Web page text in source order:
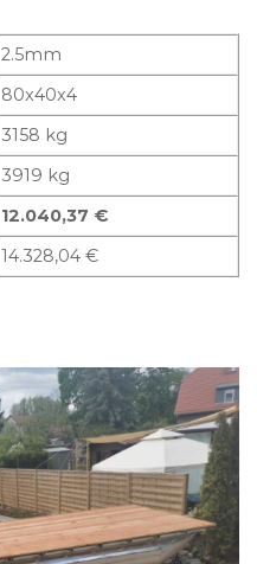
2.5mm
80x40x4
3158 kg
3919 kg
12.040,37 €
14.328,04 €